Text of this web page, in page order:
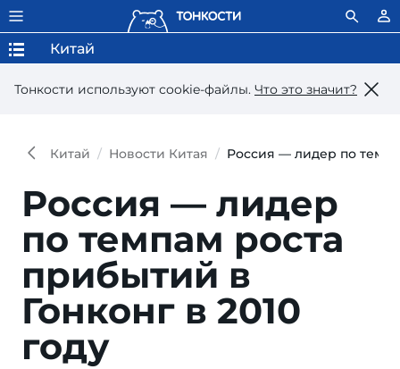
Тонкости используют сookie-файлы. Что это значит?
Китай
Китай Новости Китая Россия — лидер по
Россия — лидер
по темпам роста
прибытий в
Гонконг в 2010
году